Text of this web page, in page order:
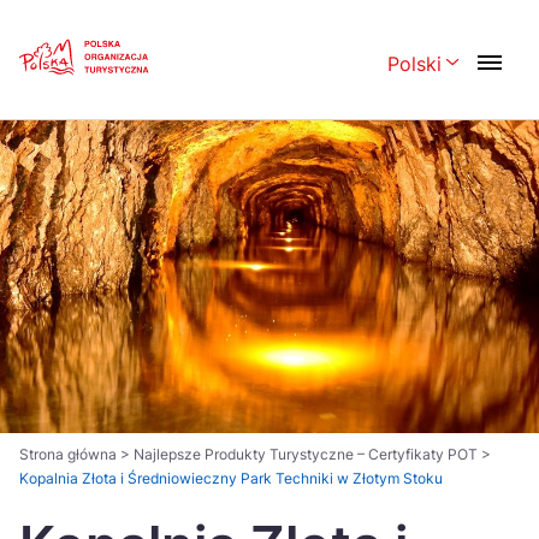
Polski
Polski English
Česká 中国
Dansk Deutsch
Español Français
Italiano Magyar
Nederlands 日本語
Português Norsk
Strona główna > Najlepsze Produkty Turystyczne – Certyfikaty POT >
Kopalnia Złota i Średniowieczny Park Techniki w Złotym Stoku